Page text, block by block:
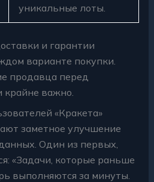
уникальные лоты.
и гарантии
варианте покупки.
продавца перед
важно.
«Кракета»
заметное улучшение
Один из первых,
«Задачи, которые раньше
выполняются за минуты.